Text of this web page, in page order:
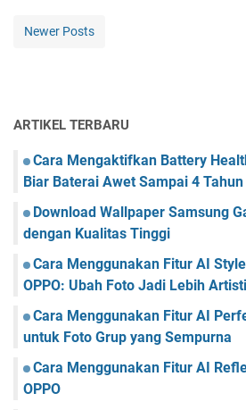
Newer Posts
ARTIKEL TERBARU
Cara Mengaktifkan Battery
Biar Baterai Awet Sampai 4 Tahun
Download Wallpaper Samsung
dengan Kualitas Tinggi
Cara Menggunakan Fitur AI
OPPO: Ubah Foto Jadi Lebih
Cara Menggunakan Fitur AI
untuk Foto Grup yang Sempurna
Cara Menggunakan Fitur AI
OPPO